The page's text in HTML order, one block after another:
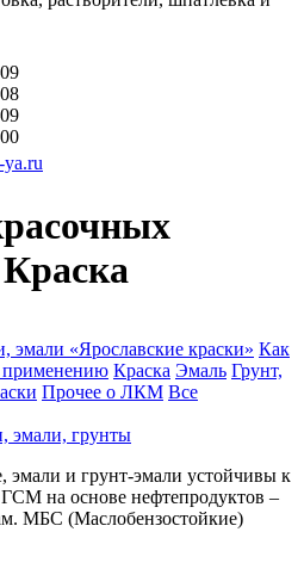
ya.ru
эмали «Ярославские краски» Как
применению Краска Эмаль Грунт,
Прочее о ЛКМ Все
эмали, грунты
эмали и грунт-эмали устойчивы к
на основе нефтепродуктов –
МБС (Маслобензостойкие)